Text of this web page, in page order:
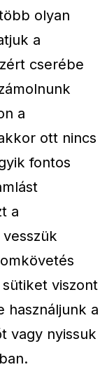
olyan
a
cserébe
a
ott nincs
fontos
a
viszont
használjunk a
vagy nyissuk